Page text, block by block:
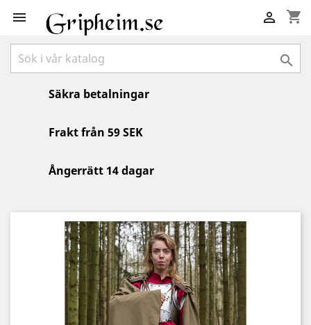
 shopping_cart


Säkra betalningar
Frakt från 59 SEK
Ångerrätt 14 dagar